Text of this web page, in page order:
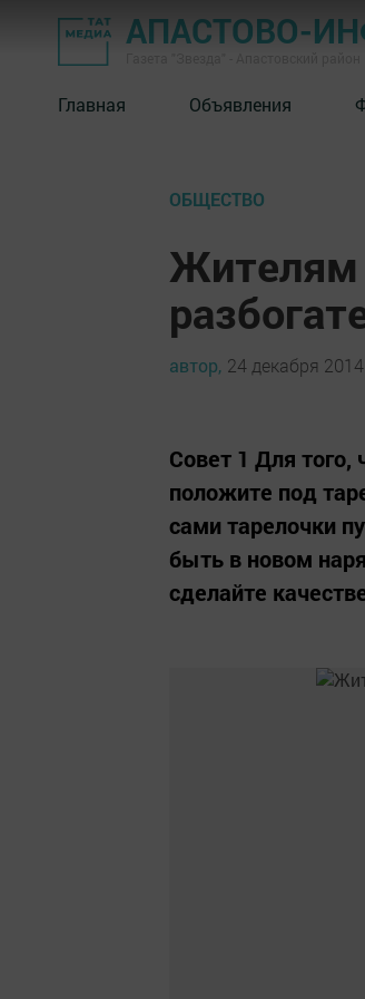
АПАСТОВО-
Главная Объявления
ОБЩЕСТВО
Жителям
автор, 24 декабря
Совет 1 Для того,
положите под
сами тарелочки
быть в новом
сделайте